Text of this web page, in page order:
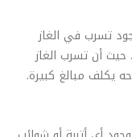
تسرب في الغاز
حيث أن تسرب الغاز
يكلف مبالغ كبيرة.